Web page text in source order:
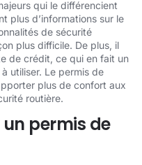
qui le différencient
plus d’informations sur le
de sécurité
plus difficile. De plus, il
de crédit, ce qui en fait un
utiliser. Le permis de
plus de confort aux
routière.
permis de